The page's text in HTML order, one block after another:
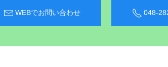
WEBでお問い合わせ 048-